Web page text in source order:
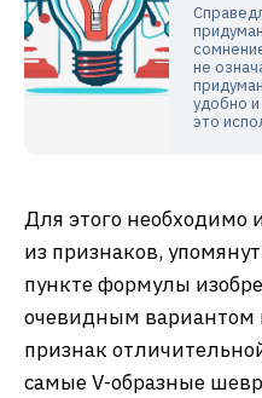
не
удобно
это
Для этого необходимо
из признаков,
пункте формулы
очевидным вариантом
признак
самые V-образные